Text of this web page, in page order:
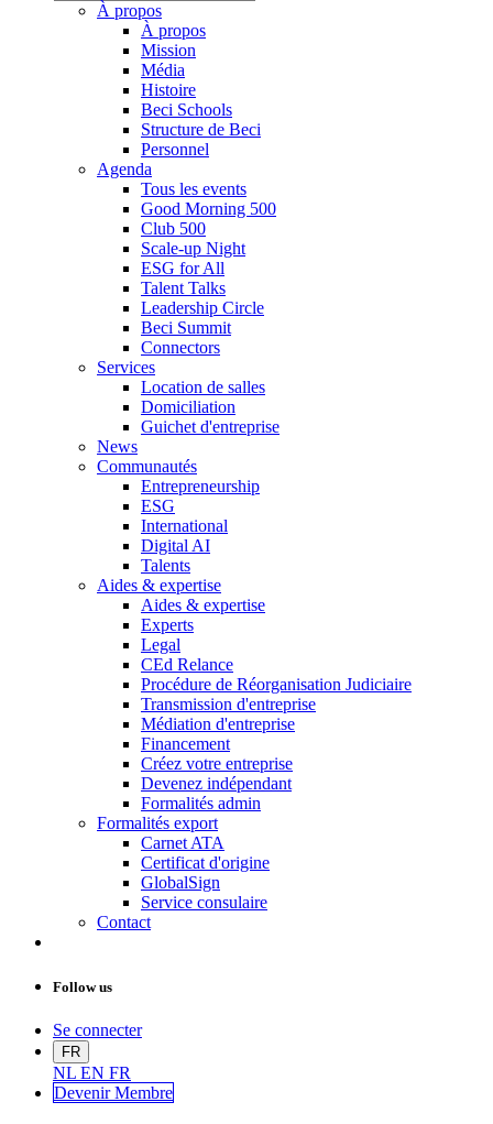
À propos
À propos
Mission
Média
Histoire
Beci Schools
Structure de Beci
Personnel
Agenda
Tous les events
Good Morning 500
Club 500
Scale-up Night
ESG for All
Talent Talks
Leadership Circle
Beci Summit
Connectors
Services
Location de salles
Domiciliation
Guichet d'entreprise
News
Communautés
Entrepreneurship
ESG
International
Digital AI
Talents
Aides & expertise
Aides & expertise
Experts
Legal
CEd Relance
Procédure de Réorganisation Judiciaire
Transmission d'entreprise
Médiation d'entreprise
Financement
Créez votre entreprise
Devenez indépendant
Formalités admin
Formalités export
Carnet ATA
Certificat d'origine
GlobalSign
Service consulaire
Contact
Follow us
Se connecter
FR
NL EN FR
Devenir Membre